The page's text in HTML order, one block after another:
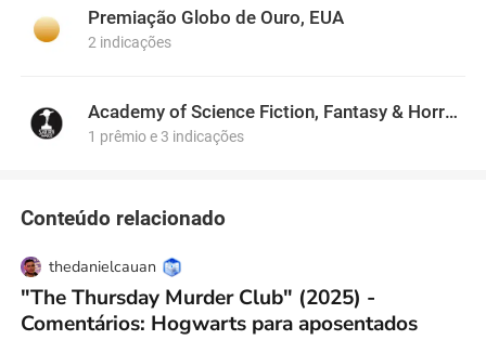
Premiação Globo de Ouro, EUA
2 indicações
Academy of Science Fiction, Fantasy & Horror Films, USA
1 prêmio e 3 indicações
Conteúdo relacionado
thedanielcauan
"The Thursday Murder Club" (2025) -
Comentários: Hogwarts para aposentados